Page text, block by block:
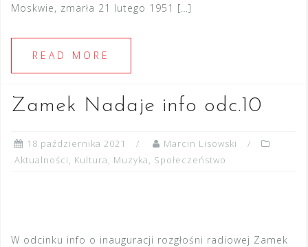
Moskwie, zmarła 21 lutego 1951 […]
READ MORE
Zamek Nadaje info odc.10
18 października 2021
Marcin Lisowski
Aktualności, Kultura, Muzyka, Społeczeństwo
W odcinku info o inauguracji rozgłośni radiowej Zamek